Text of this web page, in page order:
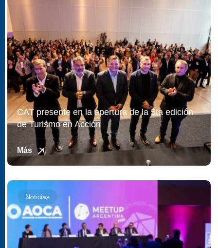
CAT presente en la apertura de la 5ta edición
de Turismo en Acción
Más
Noticias